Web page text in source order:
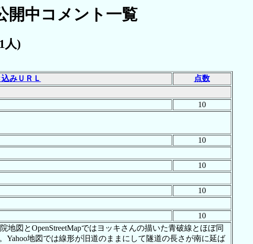
開中コメント一覧
人)
みＵＲＬ
点数
10
10
10
10
10
図とOpenStreetMapではヨッキさんの描いた青破線とほぼ同
Yahoo地図では線形が旧道のままにして隧道の長さが南に延ば